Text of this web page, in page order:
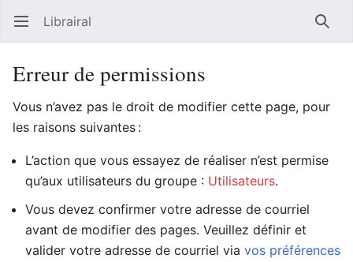
Ouvrir le menu principal Librairal
Erreur de permissions
Vous n’avez pas le droit de modifier cette page, pour
les raisons suivantes :
L’action que vous essayez de réaliser n’est permise
qu’aux utilisateurs du groupe : Utilisateurs.
Vous devez confirmer votre adresse de courriel
avant de modifier des pages. Veuillez définir et
valider votre adresse de courriel via vos préférences